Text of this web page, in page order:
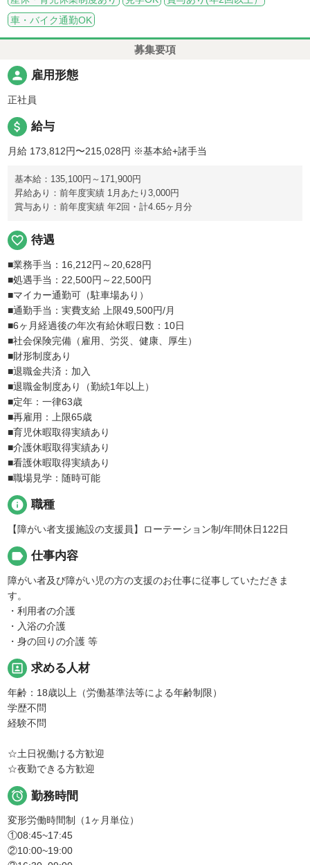
車・バイク通勤OK
募集要項
person 雇用形態
正社員
attach_money 給与
月給 173,812円〜215,028円 ※基本給+諸手当
基本給：135,100円～171,900円
昇給あり：前年度実績 1月あたり3,000円
賞与あり：前年度実績 年2回・計4.65ヶ月分
favorite_border 待遇
■業務手当：16,212円～20,628円
■処遇手当：22,500円～22,500円
■マイカー通勤可（駐車場あり）
■通勤手当：実費支給 上限49,500円/月
■6ヶ月経過後の年次有給休暇日数：10日
■社会保険完備（雇用、労災、健康、厚生）
■財形制度あり
■退職金共済：加入
■退職金制度あり（勤続1年以上）
■定年：一律63歳
■再雇用：上限65歳
■育児休暇取得実績あり
■介護休暇取得実績あり
■看護休暇取得実績あり
■職場見学：随時可能
info 職種
【障がい者支援施設の支援員】ローテーション制/年間休日122日
label 仕事内容
障がい者及び障がい児の方の支援のお仕事に従事していただきま
す。
・利用者の介護
・入浴の介護
・身の回りの介護 等
portrait 求める人材
年齢：18歳以上（労働基準法等による年齢制限）
学歴不問
経験不問
☆土日祝働ける方歓迎
☆夜勤できる方歓迎
 勤務時間
変形労働時間制（1ヶ月単位）
①08:45~17:45
②10:00~19:00